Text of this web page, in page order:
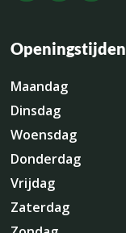
Openingstijden
Maandag
Dinsdag
Woensdag
Donderdag
Vrijdag
Zaterdag